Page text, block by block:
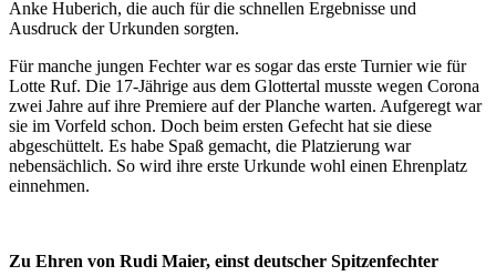
Anke Huberich, die auch für die schnellen Ergebnisse und
Ausdruck der Urkunden sorgten.
Für manche jungen Fechter war es sogar das erste Turnier wie für
Lotte Ruf. Die 17-Jährige aus dem Glottertal musste wegen Corona
zwei Jahre auf ihre Premiere auf der Planche warten. Aufgeregt war
sie im Vorfeld schon. Doch beim ersten Gefecht hat sie diese
abgeschüttelt. Es habe Spaß gemacht, die Platzierung war
nebensächlich. So wird ihre erste Urkunde wohl einen Ehrenplatz
einnehmen.
Zu Ehren von Rudi Maier, einst deutscher Spitzenfechter